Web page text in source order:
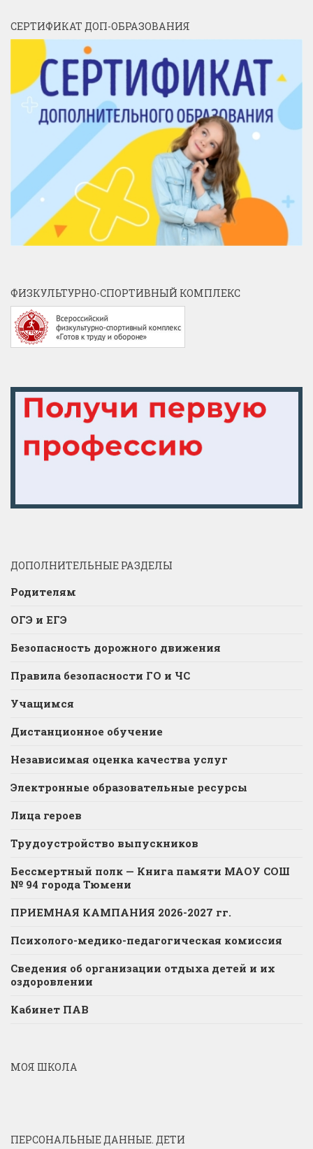
СЕРТИФИКАТ ДОП-ОБРАЗОВАНИЯ
ФИЗКУЛЬТУРНО-СПОРТИВНЫЙ КОМПЛЕКС
ДОПОЛНИТЕЛЬНЫЕ РАЗДЕЛЫ
Родителям
ОГЭ и ЕГЭ
Безопасность дорожного движения
Правила безопасности ГО и ЧС
Учащимся
Дистанционное обучение
Независимая оценка качества услуг
Электронные образовательные ресурсы
Лица героев
Трудоустройство выпускников
Бессмертный полк — Книга памяти МАОУ СОШ
№ 94 города Тюмени
ПРИЕМНАЯ КАМПАНИЯ 2026-2027 гг.
Психолого-медико-педагогическая комиссия
Сведения об организации отдыха детей и их
оздоровлении
Кабинет ПАВ
МОЯ ШКОЛА
ПЕРСОНАЛЬНЫЕ ДАННЫЕ. ДЕТИ